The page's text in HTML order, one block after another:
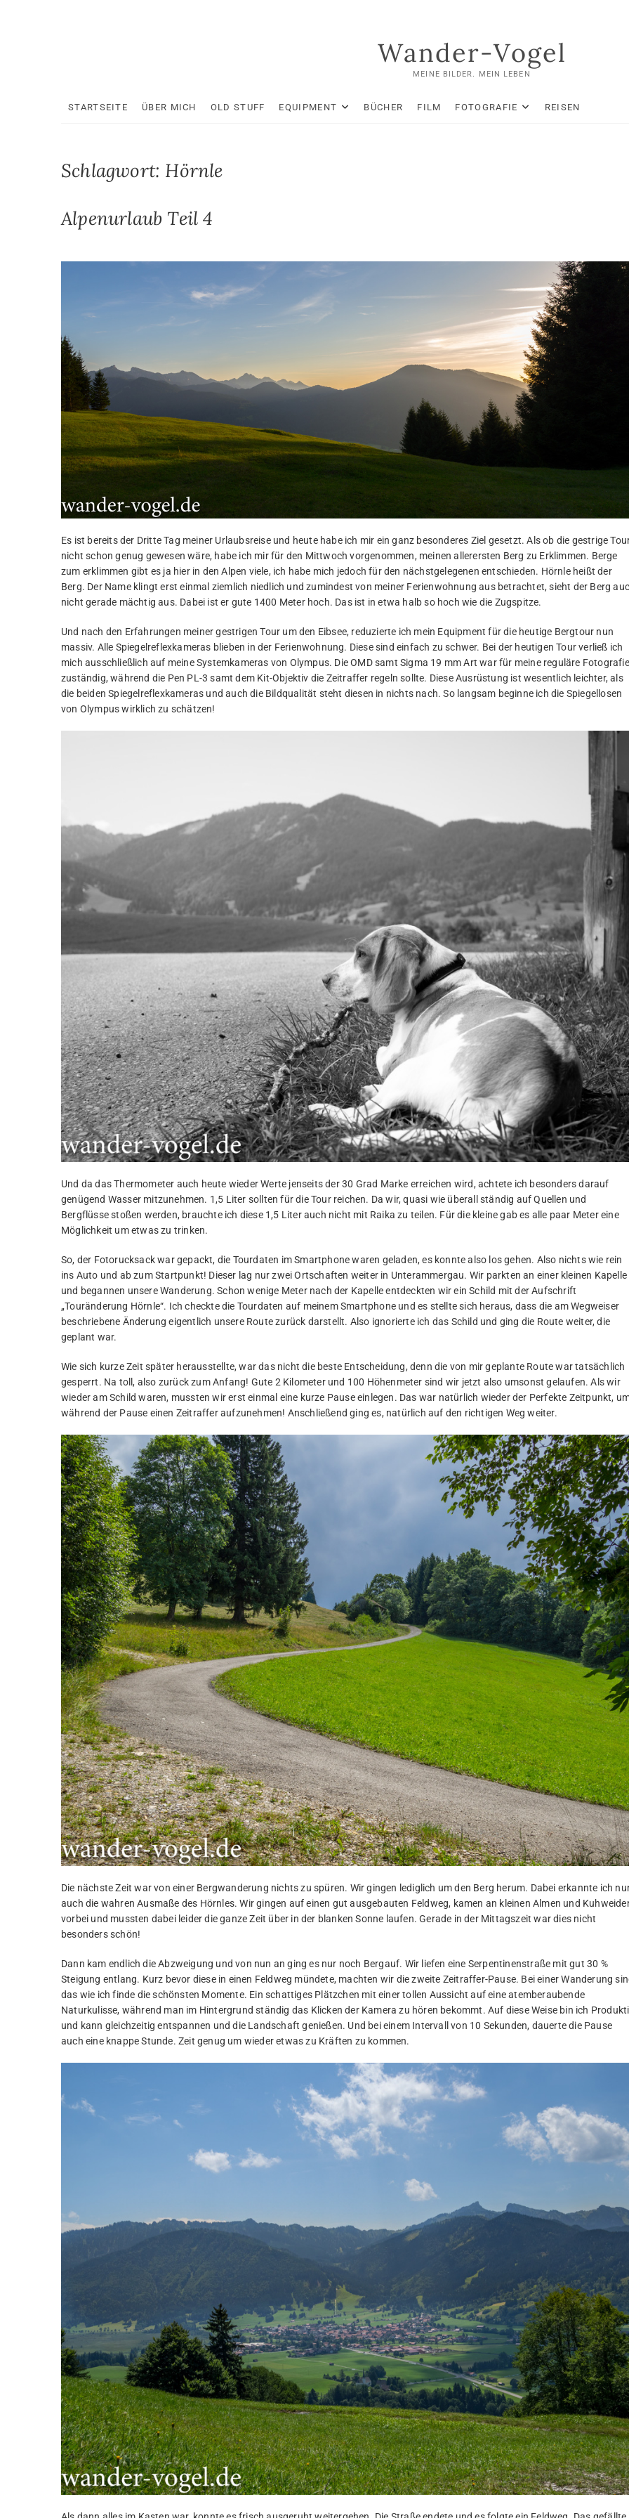
Wander-Vogel
MEINE BILDER. MEIN LEBEN
STARTSEITE ÜBER MICH OLD STUFF EQUIPMENT BÜCHER FILM FOTOGRAFIE REISEN
Schlagwort: Hörnle
Alpenurlaub Teil 4
Es ist bereits der Dritte Tag meiner Urlaubsreise und heute habe ich mir ein ganz besonderes Ziel gesetzt. Als ob die gestrige
nicht schon genug gewesen wäre, habe ich mir für den Mittwoch vorgenommen, meinen allerersten Berg zu Erklimmen. Berge
zum erklimmen gibt es ja hier in den Alpen viele, ich habe mich jedoch für den nächstgelegenen entschieden. Hörnle heißt der
Berg. Der Name klingt erst einmal ziemlich niedlich und zumindest von meiner Ferienwohnung aus betrachtet, sieht der Berg
nicht gerade mächtig aus. Dabei ist er gute 1400 Meter hoch. Das ist in etwa halb so hoch wie die Zugspitze.
Und nach den Erfahrungen meiner gestrigen Tour um den Eibsee, reduzierte ich mein Equipment für die heutige Bergtour nun
massiv. Alle Spiegelreflexkameras blieben in der Ferienwohnung. Diese sind einfach zu schwer. Bei der heutigen Tour verließ ich
mich ausschließlich auf meine Systemkameras von Olympus. Die OMD samt Sigma 19 mm Art war für meine reguläre Fotografie
zuständig, während die Pen PL-3 samt dem Kit-Objektiv die Zeitraffer regeln sollte. Diese Ausrüstung ist wesentlich leichter, als
die beiden Spiegelreflexkameras und auch die Bildqualität steht diesen in nichts nach. So langsam beginne ich die Spiegellosen
von Olympus wirklich zu schätzen!
Und da das Thermometer auch heute wieder Werte jenseits der 30 Grad Marke erreichen wird, achtete ich besonders darauf
genügend Wasser mitzunehmen. 1,5 Liter sollten für die Tour reichen. Da wir, quasi wie überall ständig auf Quellen und
Bergflüsse stoßen werden, brauchte ich diese 1,5 Liter auch nicht mit Raika zu teilen. Für die kleine gab es alle paar Meter eine
Möglichkeit um etwas zu trinken.
So, der Fotorucksack war gepackt, die Tourdaten im Smartphone waren geladen, es konnte also los gehen. Also nichts wie rein
ins Auto und ab zum Startpunkt! Dieser lag nur zwei Ortschaften weiter in Unterammergau. Wir parkten an einer kleinen Kapelle
und begannen unsere Wanderung. Schon wenige Meter nach der Kapelle entdeckten wir ein Schild mit der Aufschrift
„Touränderung Hörnle“. Ich checkte die Tourdaten auf meinem Smartphone und es stellte sich heraus, dass die am Wegweiser
beschriebene Änderung eigentlich unsere Route zurück darstellt. Also ignorierte ich das Schild und ging die Route weiter, die
geplant war.
Wie sich kurze Zeit später herausstellte, war das nicht die beste Entscheidung, denn die von mir geplante Route war tatsächlich
gesperrt. Na toll, also zurück zum Anfang! Gute 2 Kilometer und 100 Höhenmeter sind wir jetzt also umsonst gelaufen. Als wir
wieder am Schild waren, mussten wir erst einmal eine kurze Pause einlegen. Das war natürlich wieder der Perfekte Zeitpunkt,
während der Pause einen Zeitraffer aufzunehmen! Anschließend ging es, natürlich auf den richtigen Weg weiter.
Die nächste Zeit war von einer Bergwanderung nichts zu spüren. Wir gingen lediglich um den Berg herum. Dabei erkannte ich
auch die wahren Ausmaße des Hörnles. Wir gingen auf einen gut ausgebauten Feldweg, kamen an kleinen Almen und
vorbei und mussten dabei leider die ganze Zeit über in der blanken Sonne laufen. Gerade in der Mittagszeit war dies nicht
besonders schön!
Dann kam endlich die Abzweigung und von nun an ging es nur noch Bergauf. Wir liefen eine Serpentinenstraße mit gut 30 %
Steigung entlang. Kurz bevor diese in einen Feldweg mündete, machten wir die zweite Zeitraffer-Pause. Bei einer Wanderung
das wie ich finde die schönsten Momente. Ein schattiges Plätzchen mit einer tollen Aussicht auf eine atemberaubende
Naturkulisse, während man im Hintergrund ständig das Klicken der Kamera zu hören bekommt. Auf diese Weise bin ich
und kann gleichzeitig entspannen und die Landschaft genießen. Und bei einem Intervall von 10 Sekunden, dauerte die Pause
auch eine knappe Stunde. Zeit genug um wieder etwas zu Kräften zu kommen.